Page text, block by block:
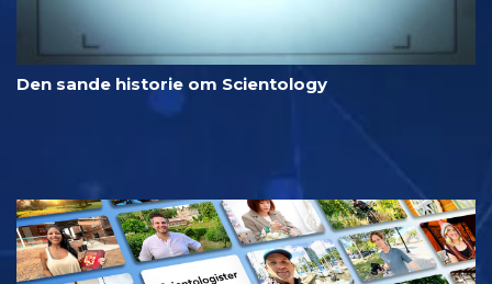
Den sande historie om Scientology